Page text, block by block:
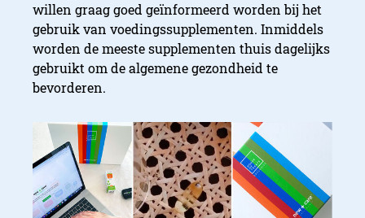
willen graag goed geïnformeerd worden bij het
gebruik van voedingssupplementen. Inmiddels
worden de meeste supplementen thuis dagelijks
gebruikt om de algemene gezondheid te
bevorderen.